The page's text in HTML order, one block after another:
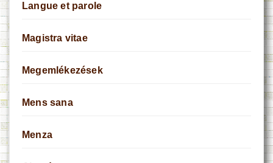
Langue et parole
Magistra vitae
Megemlékezések
Mens sana
Menza